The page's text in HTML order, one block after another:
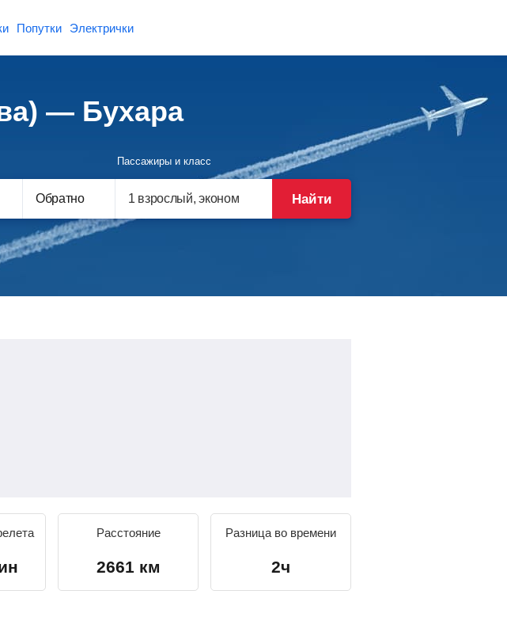
Попутки Электрички
— Бухара
Обратно
Пассажиры и класс
Найти
Расстояние
2661 км
Разница во времени
2ч